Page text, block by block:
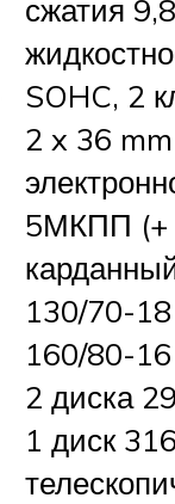
сжатия
SOHC, 2
2 x 36
5МКПП (+
130/70-18
160/80-16
2 диска
1 диск